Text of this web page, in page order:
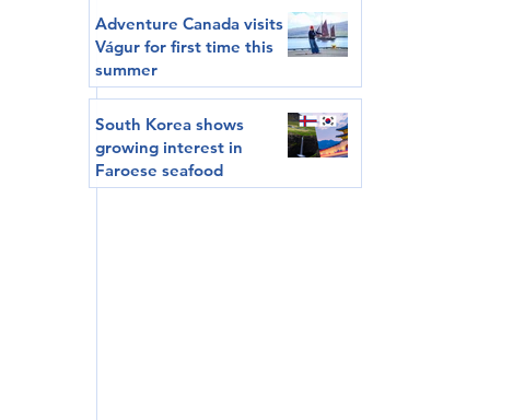
Adventure Canada visits
Vágur for first time this
summer
South Korea shows
growing interest in
Faroese seafood